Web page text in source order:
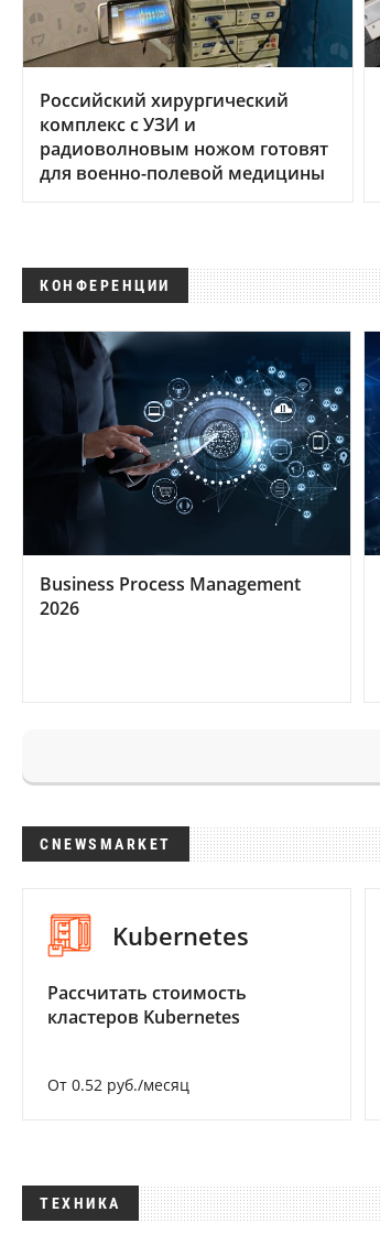
Российский хирургический
комплекс с УЗИ и
радиоволновым ножом готовят
для военно-полевой медицины
КОНФЕРЕНЦИИ
Business Process Management
2026
CNEWSMARKET
Kubernetes
Рассчитать стоимость
кластеров Kubernetes
От 0.52 руб./месяц
ТЕХНИКА